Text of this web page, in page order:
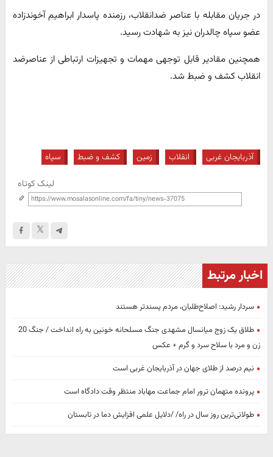
در جریان مقابله با عناصر ضدانقلاب، رزمنده پاسدار ابراهیم آخوندزاده
عضو سپاه چالدران نیز به شهادت رسید.
همچنین مقادیر قابل توجهی مهمات و تجهیزات ارتباطی از عناصرضد
انقلاب کشف و ضبط شد.
آذربایجان غربی انقلاب زمین کشف و ضبط سپاه
لینک کوتاه
اخبار مرتبط
سردار رشید: اصلاح‌طلبان، مردم پسندتر هستند
طلاق یک زوج میانسال مشهدی جنگ مسلحانه خونین به راه انداخت / جنگ 20
زن و مرد با سلاح سرد و گرم + عکس
نیم درصد از طلای جهان در آذربایجان غربی است
پرونده متهمان ترور امام جماعت مهاباد منتظر وقت دادگاه است
طولانی‌ترین روز سال در راه/ /دلایل علمی افزایش دما در تابستان